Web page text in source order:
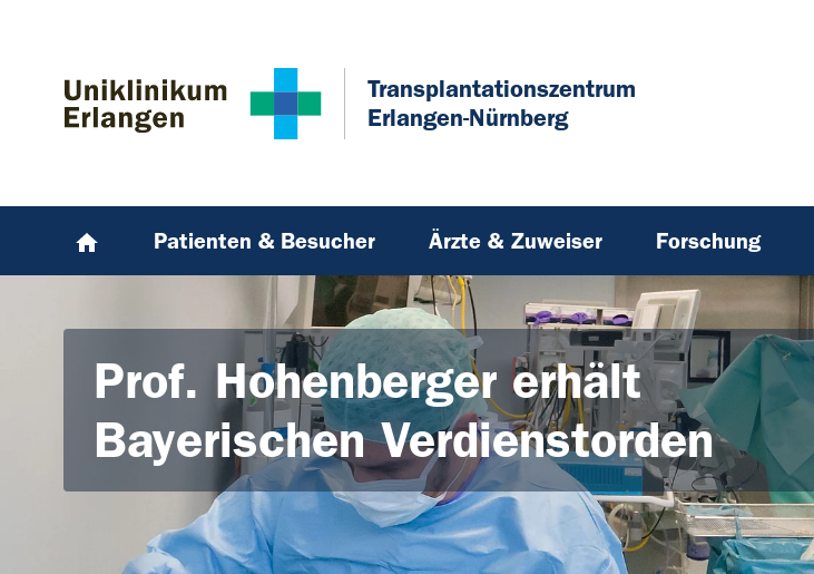
Transplantationszentrum
Erlangen-Nürnberg
Patienten & Besucher Ärzte & Zuweiser Forschung
Prof. Hohenberger erhält
Bayerischen Verdienstorden